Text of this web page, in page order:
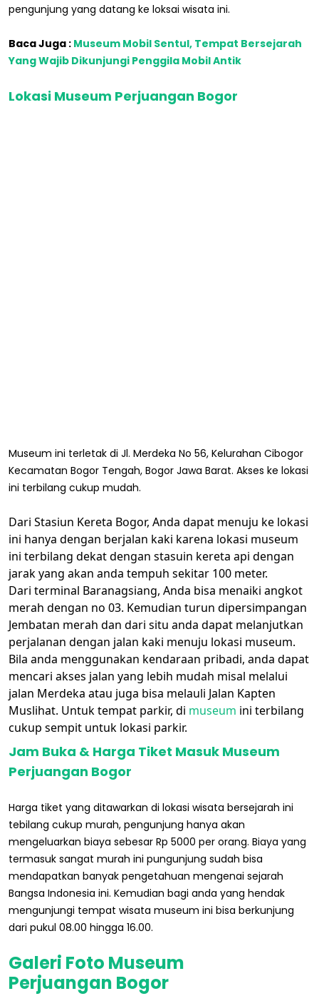
pengunjung yang datang ke loksai wisata ini.
Baca Juga : Museum Mobil Sentul, Tempat Bersejarah
Yang Wajib Dikunjungi Penggila Mobil Antik
Lokasi Museum Perjuangan Bogor
Museum ini terletak di Jl. Merdeka No 56, Kelurahan Cibogor
Kecamatan Bogor Tengah, Bogor Jawa Barat. Akses ke lokasi
ini terbilang cukup mudah.
Dari Stasiun Kereta Bogor, Anda dapat menuju ke lokasi
ini hanya dengan berjalan kaki karena lokasi museum
ini terbilang dekat dengan stasuin kereta api dengan
jarak yang akan anda tempuh sekitar 100 meter.
Dari terminal Baranagsiang, Anda bisa menaiki angkot
merah dengan no 03. Kemudian turun dipersimpangan
Jembatan merah dan dari situ anda dapat melanjutkan
perjalanan dengan jalan kaki menuju lokasi museum.
Bila anda menggunakan kendaraan pribadi, anda dapat
mencari akses jalan yang lebih mudah misal melalui
jalan Merdeka atau juga bisa melauli Jalan Kapten
Muslihat. Untuk tempat parkir, di museum ini terbilang
cukup sempit untuk lokasi parkir.
Jam Buka & Harga Tiket Masuk Museum
Perjuangan Bogor
Harga tiket yang ditawarkan di lokasi wisata bersejarah ini
tebilang cukup murah, pengunjung hanya akan
mengeluarkan biaya sebesar Rp 5000 per orang. Biaya yang
termasuk sangat murah ini pungunjung sudah bisa
mendapatkan banyak pengetahuan mengenai sejarah
Bangsa Indonesia ini. Kemudian bagi anda yang hendak
mengunjungi tempat wisata museum ini bisa berkunjung
dari pukul 08.00 hingga 16.00.
Galeri Foto Museum
Perjuangan Bogor